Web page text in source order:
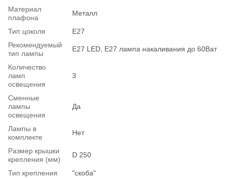
Материал
плафона
Металл
Тип цоколя
E27
Рекомендуемый
тип лампы
Е27 LED, E27 лампа накаливания до 60Ват
Количество
ламп
освещения
3
Сменные
лампы
освещения
Да
Лампы в
комплекте
Нет
Размер крышки
крепления (мм)
D 250
Тип крепления
"скоба"